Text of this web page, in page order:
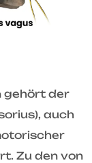
gehört der
auch
Zu den von